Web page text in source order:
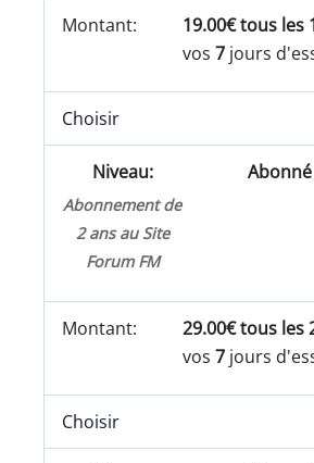
19.00€ tous les
vos7 jours
Choisir
Abonnement de
2 ans au Site
Forum FM
29.00€ tous les
vos7 jours
Choisir